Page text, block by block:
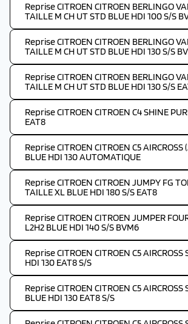
Reprise CITROEN CITROEN BERLINGO
TAILLE M CH UT STD BLUE HDI 100 S/S
Reprise CITROEN CITROEN BERLINGO
TAILLE M CH UT STD BLUE HDI 130 S/S
Reprise CITROEN CITROEN BERLINGO
TAILLE M CH UT STD BLUE HDI 130 S/S
Reprise CITROEN CITROEN C4 SHINE
EAT8
Reprise CITROEN CITROEN C5 AIRCROSS
BLUE HDI 130 AUTOMATIQUE
Reprise CITROEN CITROEN JUMPY FG
TAILLE XL BLUE HDI 180 S/S EAT8
Reprise CITROEN CITROEN JUMPER
L2H2 BLUE HDI 140 S/S BVM6
Reprise CITROEN CITROEN C5 AIRCROSS
HDI 130 EAT8 S/S
Reprise CITROEN CITROEN C5 AIRCROSS
BLUE HDI 130 EAT8 S/S